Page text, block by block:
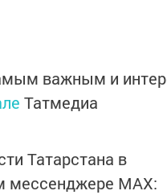
важным и
Татмедиа
Татарстана в
мессенджере MАХ: